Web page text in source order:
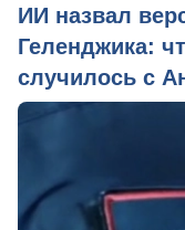
ИИ назвал
Геленджика:
случилось с